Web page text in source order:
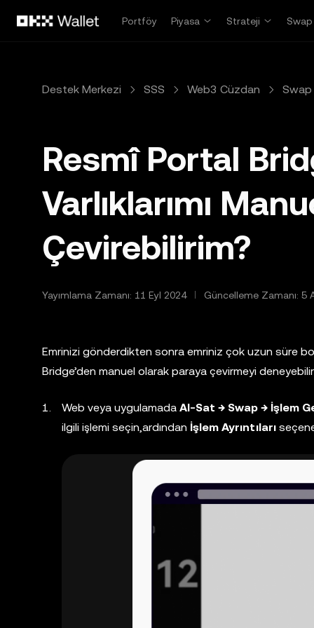
Portföy
Piyasa Strateji Swap
Destek Merkezi SSS Web3 Cüzdan Swap
Resmî Portal
Varlıklarımı
Çevirebilirim?
Yayımlama Zamanı: 11 Eyl 2024 Güncelleme Zamanı: 5
Emrinizi gönderdikten sonra emriniz çok uzun süre
Bridge’den manuel olarak paraya çevirmeyi
Web veya uygulamada Al-Sat → Swap → İşlem
ilgili işlemi seçin,ardından İşlem Ayrıntıları